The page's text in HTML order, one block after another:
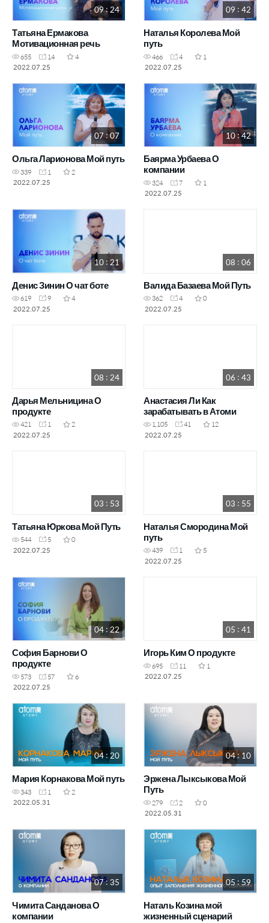
09 : 24
Татьяна Ермакова
Мотивационная речь
655 14
4
2022.07.25
09 : 42
Наталья Королева Мой
путь
466 4
1
2022.07.25
07 : 07
Ольга Ларионова Мой путь
339 1
2
2022.07.25
10 : 42
Баярма Урбаева О
компании
324 7
1
2022.07.25
10 : 21
Денис Зинин О чат боте
619 9
4
2022.07.25
08 : 06
Валида Базаева Мой Путь
362 4
0
2022.07.25
08 : 24
Дарья Мельницина О
продукте
421 1
2
2022.07.25
06 : 43
Анастасия Ли Как
зарабатывать в Атоми
1,105 41
12
2022.07.25
03 : 53
Татьяна Юркова Мой Путь
544 5
0
2022.07.25
03 : 55
Наталья Смородина Мой
путь
439 1
5
2022.07.25
04 : 22
София Барнови О
продукте
573 57
6
2022.07.25
05 : 41
Игорь Ким О продукте
695 11
1
2022.07.25
04 : 20
Мария Корнакова Мой путь
343 1
2
2022.05.31
04 : 10
Эржена Лыксыкова Мой
Путь
279 2
0
2022.05.31
07 : 35
Чимита Санданова О
компании
05 : 59
Наталь Козина мой
жизненный сценарий